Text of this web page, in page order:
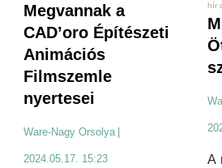
Megvannak a
CAD’oro Építészeti
Animációs
Filmszemle
nyertesei
Ware-Nagy Orsolya
2024.05.17. 15:23
hír
A